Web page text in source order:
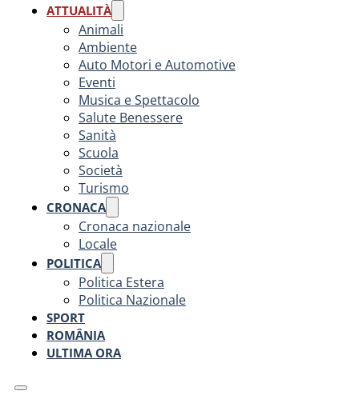
ATTUALITÀ
Animali
Ambiente
Auto Motori e Automotive
Eventi
Musica e Spettacolo
Salute Benessere
Sanità
Scuola
Società
Turismo
CRONACA
Cronaca nazionale
Locale
POLITICA
Politica Estera
Politica Nazionale
SPORT
ROMÂNIA
ULTIMA ORA